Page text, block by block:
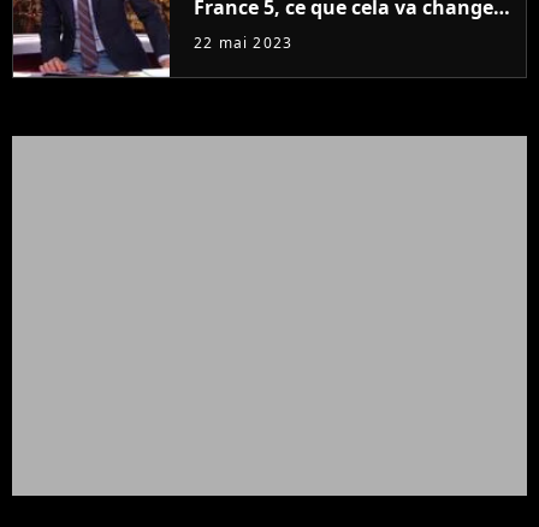
France 5, ce que cela va changer
à la rentrée
22 mai 2023